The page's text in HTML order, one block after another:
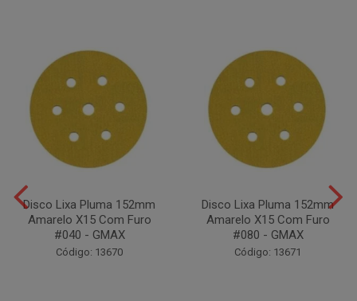
Disco Lixa Pluma 152mm
Amarelo X15 Com Furo
#040 - GMAX
Código: 13670
Disco Lixa Pluma 152mm
Amarelo X15 Com Furo
#080 - GMAX
Código: 13671